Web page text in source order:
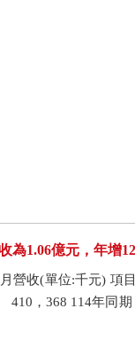
為1.06億元，年增
月營收(單
368 114年同